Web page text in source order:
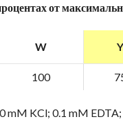
от
W Y
100
KCl; 0.1 mM EDTA;